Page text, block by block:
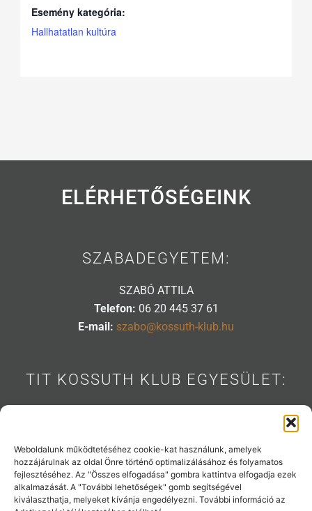
Weboldalunk működtetéséhez cookie-kat használunk, amelyek
hozzájárulnak az oldal Önre történő optimalizálásához és folyamatos
fejlesztéséhez. Az "Összes elfogadása" gombra kattintva elfogadja ezek
alkalmazását. A "További lehetőségek" gomb segítségével
kiválaszthatja, melyeket kívánja engedélyezni. További információ az
Esemény kategória:
Hallhatatlan kultúra
ELÉRHETŐSÉGEINK
SZABADEGYETEM:
SZABÓ ATTILA
Telefon: 06 20 445 37 61
E-mail: szabo@kossuth-klub.hu
TIT KOSSUTH KLUB EGYESÜLET:
E-mail: info@kossuth-klub.hu
Támogatóink: